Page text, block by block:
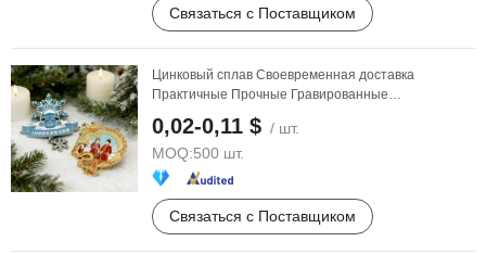
Связаться с Поставщиком
Цинковый сплав Своевременная доставка
Практичные Прочные Гравированные
художественные медали Ремесла
0,02-0,11 $ / шт.
MOQ:500 шт.
Связаться с Поставщиком